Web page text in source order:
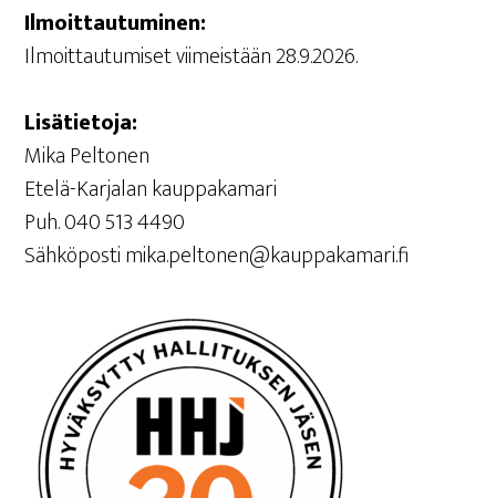
Ilmoit­tau­tu­mi­nen:
Ilmoit­tau­tu­mi­set vii­meis­tään 28.9.2026.
Lisä­tie­to­ja:
Mika Peltonen
Ete­lä-Kar­ja­lan kauppakamari
Puh. 040 513 4490
Säh­kö­pos­ti mika.peltonen@kauppakamari.fi